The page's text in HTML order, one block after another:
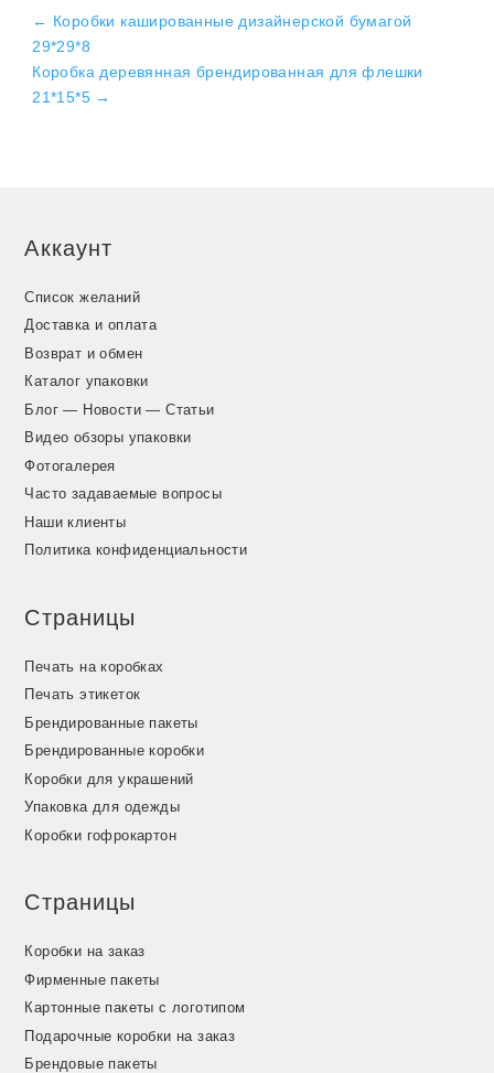
← Коробки кашированные дизайнерской бумагой
29*29*8
Коробка деревянная брендированная для флешки
21*15*5→
Аккаунт
Список желаний
Доставка и оплата
Возврат и обмен
Каталог упаковки
Блог — Новости — Статьи
Видео обзоры упаковки
Фотогалерея
Часто задаваемые вопросы
Наши клиенты
Политика конфиденциальности
Страницы
Печать на коробках
Печать этикеток
Брендированные пакеты
Брендированные коробки
Коробки для украшений
Упаковка для одежды
Коробки гофрокартон
Страницы
Коробки на заказ
Фирменные пакеты
Картонные пакеты с логотипом
Подарочные коробки на заказ
Брендовые пакеты